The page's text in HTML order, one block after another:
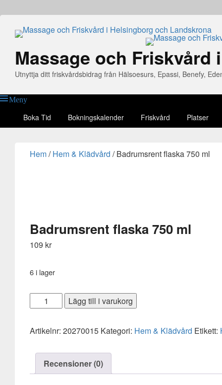
Massage och
Utnyttja ditt friskvårdsbidrag från Hälsoesurs, Epassi, Benefy,
Meny
Boka Tid Bokningskalender Friskvård Platser
Hem/Hem & Klädvård / Badrumsrent flaska 750 ml
Badrumsrent flaska 750 ml
109 kr
6 i lager
Badrumsrent
flaska
ml
Lägg till i varukorg
Artikelnr: 20270015 Kategori: Hem & Klädvård Etikett:
Recensioner (0)